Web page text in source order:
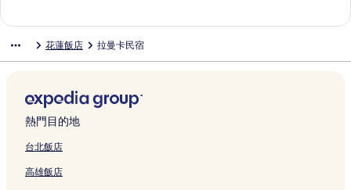
的
連
的
連
g
結
Z
n
g
s
h
n
連
結
H
e
l
的
連
u
i
e
n
的
結
連
結
H
l
i
e
n
a
a
e
n
R
e
o
d
H
o
t
e
的
t
H
u
a
l
e
H
e
l
的
連
P
s
H
u
a
i
B
的
連
結
s
t
H
o
t
l
h
e
H
o
t
l
花蓮飯店 拉曼卡民宿
熱門目的地
台北飯店
高雄飯店